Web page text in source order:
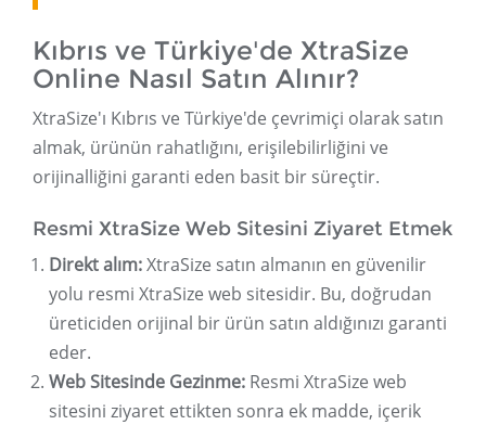
Kıbrıs ve Türkiye'de XtraSize
Online Nasıl Satın Alınır?
XtraSize'ı Kıbrıs ve Türkiye'de çevrimiçi olarak satın
almak, ürünün rahatlığını, erişilebilirliğini ve
orijinalliğini garanti eden basit bir süreçtir.
Resmi XtraSize Web Sitesini Ziyaret Etmek
Direkt alım:XtraSize satın almanın en güvenilir
yolu resmi XtraSize web sitesidir. Bu, doğrudan
üreticiden orijinal bir ürün satın aldığınızı garanti
eder.
Web Sitesinde Gezinme: Resmi XtraSize web
sitesini ziyaret ettikten sonra ek madde, içerik